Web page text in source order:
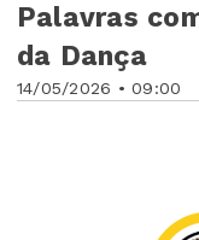
14/05/2026 • 09:00
Palavras
da Dança